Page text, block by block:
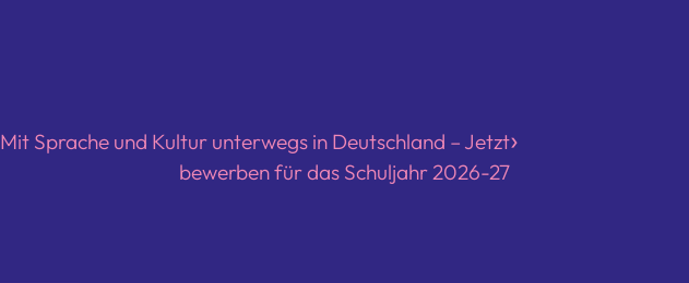
Mit Sprache und Kultur unterwegs in Deutschland – Jetzt
bewerben für das Schuljahr 2026-27